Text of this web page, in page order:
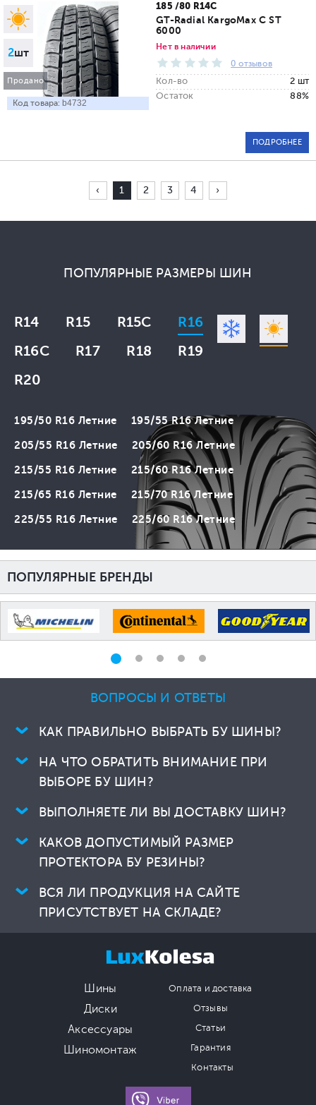
ВОПРОСЫ И ОТВЕТЫ
КАК ПРАВИЛЬНО ВЫБРАТЬ БУ ШИНЫ?
НА ЧТО ОБРАТИТЬ ВНИМАНИЕ ПРИ
ВЫБОРЕ БУ ШИН?
ВЫПОЛНЯЕТЕ ЛИ ВЫ ДОСТАВКУ ШИН?
КАКОВ ДОПУСТИМЫЙ РАЗМЕР
ПРОТЕКТОРА БУ РЕЗИНЫ?
ВСЯ ЛИ ПРОДУКЦИЯ НА САЙТЕ
ПРИСУТСТВУЕТ НА СКЛАДЕ?
2шт
Продано
Код товара: b4732
185 /80 R14C
GT-Radial KargoMax C ST
6000
Нет в наличии
0 отзывов
Кол-во
2 шт
Остаток
88%
ПОДРОБНЕЕ
‹ 1 2 3 4 ›
ПОПУЛЯРНЫЕ РАЗМЕРЫ ШИН
R14 R15 R15C
R16
R16C
R17 R18
R19
R20
195/50 R16 Летние
195/55 R16 Летние
205/55 R16 Летние
205/60 R16 Летние
215/55 R16 Летние
215/60 R16 Летние
215/65 R16 Летние
215/70 R16 Летние
225/55 R16 Летние
225/60 R16 Летние
ПОПУЛЯРНЫЕ БРЕНДЫ
Шины
Диски
Аксессуары
Шиномонтаж
Оплата и доставка
Отзывы
Статьи
Гарантия
Контакты